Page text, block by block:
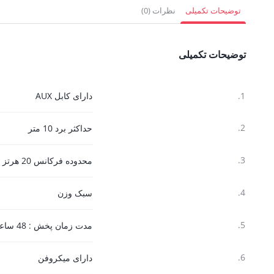
توضیحات تکمیلی نظرات (0)
توضیحات تکمیلی
1. دارای کابل AUX
2. حداکثر برد 10 متر
3. محدوده فرکانس 20 هرتز تا 20 کیلو هرتز
4. سبک وزن
5. مدت زمان پخش : 48 ساعت
6. دارای میکروفن